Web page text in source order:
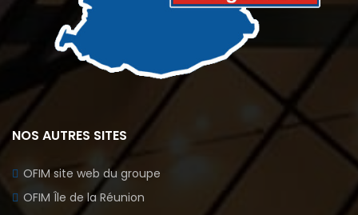
NOS AUTRES SITES
OFIM site web du groupe
OFIM Île de la Réunion